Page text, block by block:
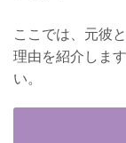
ここでは、元彼
理由を紹介しま
い。